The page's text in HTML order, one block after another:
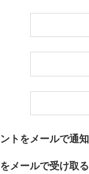
トをメールで通知
メールで受け取る